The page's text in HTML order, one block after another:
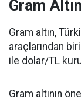
Gram
Gram altın,
araçlarından
ile dolar/TL
Gram altının